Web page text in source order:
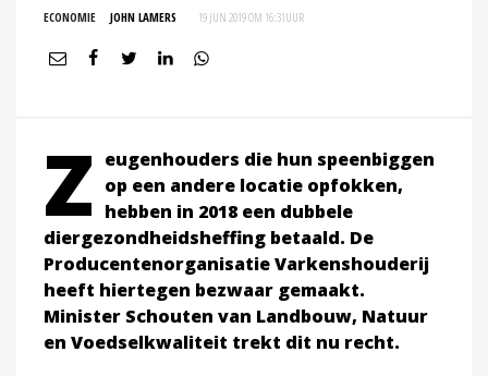
ECONOMIE JOHN LAMERS 19 JUN 2019 OM 16:31UUR
Z eugenhouders die hun speenbiggen
op een andere locatie opfokken,
hebben in 2018 een dubbele
diergezondheidsheffing betaald. De
Producentenorganisatie Varkenshouderij
heeft hiertegen bezwaar gemaakt.
Minister Schouten van Landbouw, Natuur
en Voedselkwaliteit trekt dit nu recht.